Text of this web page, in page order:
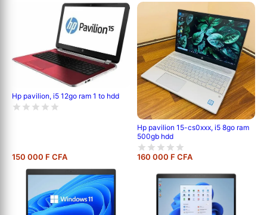
Hp pavilion, i5 12go ram 1 to hdd
150 000 F CFA
Hp pavilion 15-cs0xxx, i5 8go ram
500gb hdd
160 000 F CFA